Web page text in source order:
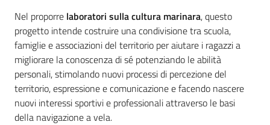
Assemblea
Attività
Argomenti
Per i media
Nel proporre laboratori sulla cultura marinara, questo
progetto intende costruire una condivisione tra scuola,
famiglie e associazioni del territorio per aiutare i ragazzi a
migliorare la conoscenza di sé potenziando le abilità
personali, stimolando nuovi processi di percezione del
territorio, espressione e comunicazione e facendo nascere
nuovi interessi sportivi e professionali attraverso le basi
della navigazione a vela.